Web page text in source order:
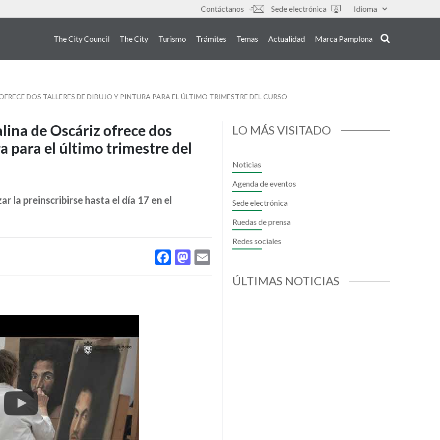
Idioma
Tools
Contáctanos Sede electrónica
The City Council The City Turismo Trámites Temas Actualidad Marca Pamplona
DOS TALLERES DE DIBUJO Y PINTURA PARA EL ÚLTIMO TRIMESTRE DEL CURSO
de Oscáriz ofrece dos
para el último trimestre del
la preinscribirse hasta el día 17 en el
Facebook
Mastodon
Email
LO MÁS VISITADO
Noticias
Agenda de eventos
Sede electrónica
Ruedas de prensa
Redes sociales
ÚLTIMAS NOTICIAS